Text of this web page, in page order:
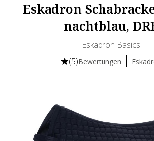
Eskadron
nachtblau,
Eskadron Basics
(5)Bewertungen